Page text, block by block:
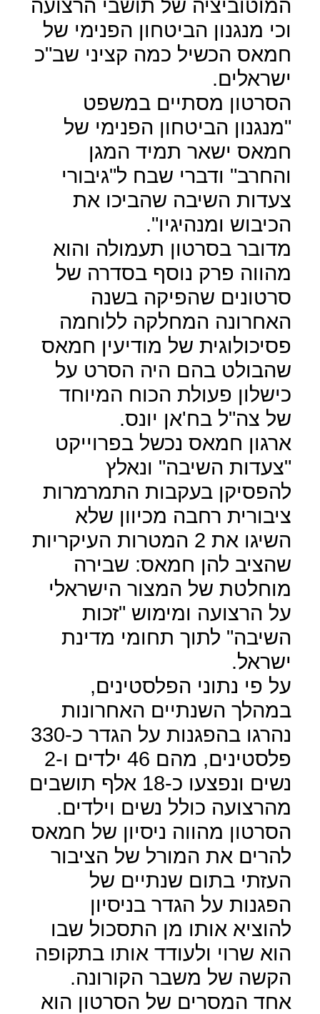
המוטוביציה של תושבי הרצועה
וכי מנגנון הביטחון הפנימי של
חמאס הכשיל כמה קציני שב"כ
ישראלים.
הסרטון מסתיים במשפט
"מנגנון הביטחון הפנימי של
חמאס ישאר תמיד המגן
והחרב" ודברי שבח ל"גיבורי
צעדות השיבה שהביכו את
הכיבוש ומנהיגיו".
מדובר בסרטון תעמולה והוא
מהווה פרק נוסף בסדרה של
סרטונים שהפיקה בשנה
האחרונה המחלקה ללוחמה
פסיכולוגית של מודיעין חמאס
שהבולט בהם היה הסרט על
כישלון פעולת הכוח המיוחד
של צה"ל בח'אן יונס.
ארגון חמאס נכשל בפרוייקט
"צעדות השיבה" ונאלץ
להפסיקן בעקבות התמרמרות
ציבורית רחבה מכיוון שלא
השיגו את 2 המטרות העיקריות
שהציב להן חמאס: שבירה
מוחלטת של המצור הישראלי
על הרצועה ומימוש "זכות
השיבה" לתוך תחומי מדינת
ישראל.
על פי נתוני הפלסטינים,
במהלך השנתיים האחרונות
נהרגו בהפגנות על הגדר כ-330
פלסטינים, מהם 46 ילדים ו-2
נשים ונפצעו כ-18 אלף תושבים
מהרצועה כולל נשים וילדים.
הסרטון מהווה ניסיון של חמאס
להרים את המורל של הציבור
העזתי בתום שנתיים של
הפגנות על הגדר בניסיון
להוציא אותו מן התסכול שבו
הוא שרוי ולעודד אותו בתקופה
הקשה של משבר הקורונה.
אחד המסרים של הסרטון הוא